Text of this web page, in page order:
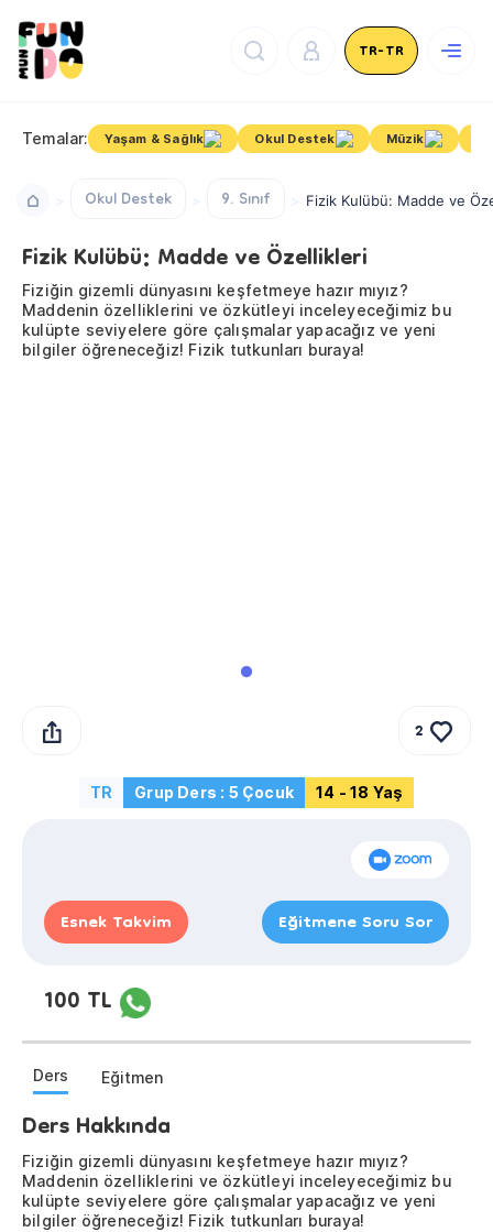
TR-TR
Temalar: Yaşam & Sağlık Okul Destek Müzik
Okul Destek 9. Sınıf Fizik Kulübü: Madde ve
Fizik Kulübü: Madde ve Özellikleri
Fiziğin gizemli dünyasını keşfetmeye hazır mıyız?
Maddenin özelliklerini ve özkütleyi inceleyeceğimiz bu
kulüpte seviyelere göre çalışmalar yapacağız ve yeni
bilgiler öğreneceğiz! Fizik tutkunları buraya!
2
TR Grup Ders : 5 Çocuk 14 - 18 Yaş
Esnek Takvim Eğitmene Soru Sor
100 TL
Ders Eğitmen
Ders Hakkında
Fiziğin gizemli dünyasını keşfetmeye hazır mıyız?
Maddenin özelliklerini ve özkütleyi inceleyeceğimiz bu
kulüpte seviyelere göre çalışmalar yapacağız ve yeni
bilgiler öğreneceğiz! Fizik tutkunları buraya!